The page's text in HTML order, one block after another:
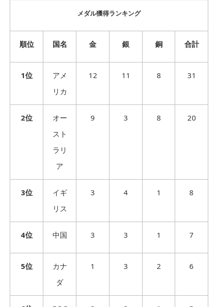
メダル獲得ランキング
順位 国名 金 銀 銅 合計
1位
アメ
リカ
12 11 8 31
2位
オー
スト
ラリ
ア
9 3 8 20
3位
イギ
リス
3 4 1 8
4位 中国 3 3 1 7
5位
カナ
ダ
1 3 2 6